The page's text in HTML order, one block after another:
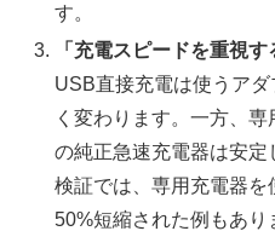
す。
「充電スピードを重視す
USB直接充電は使うア
く変わります。一方、専
の純正急速充電器は安定
検証では、専用充電器
50%短縮された例もあり